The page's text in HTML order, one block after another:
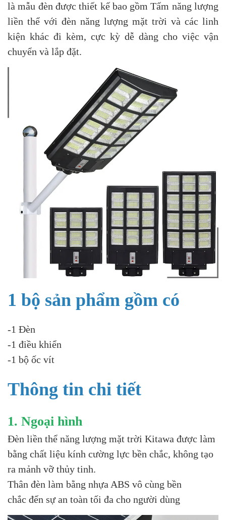
là mẫu đèn được thiết kế bao gồm Tấm năng lượng
liền thể với đèn năng lượng mặt trời và các linh
kiện khác đi kèm, cực kỳ dễ dàng cho việc vận
chuyển và lắp đặt.
1 bộ sản phẩm gồm có
-1 Đèn
-1 điều khiển
-1 bộ ốc vít
Thông tin chi tiết
1. Ngoại hình
Đèn liền thể năng lượng mặt trời Kitawa được làm
bằng chất liệu kính cường lực bền chắc, không tạo
ra mảnh vỡ thủy tinh.
Thân đèn làm bằng nhựa ABS vô cùng bền
chắc đến sự an toàn tối đa cho người dùng